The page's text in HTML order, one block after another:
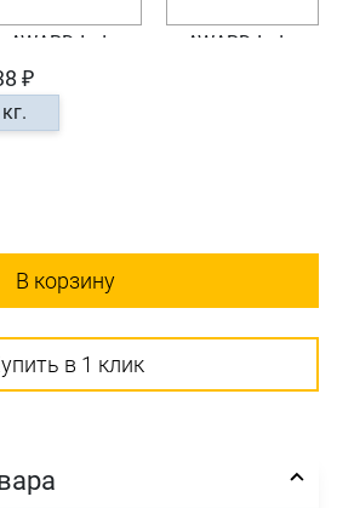
₽
В корзину
в 1 клик